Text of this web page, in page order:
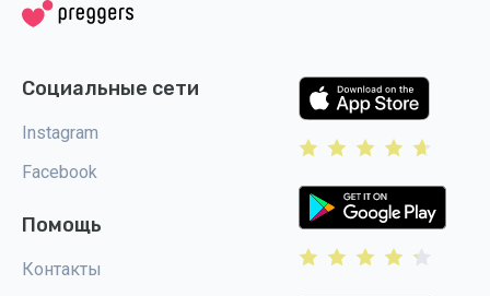
Социальные сети
Instagram
Facebook
Помощь
Контакты